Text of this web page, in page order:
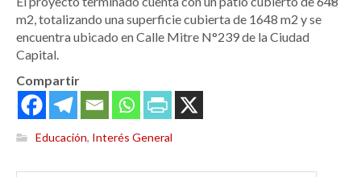
m2, totalizando una superficie cubierta de 1648 m2 y se
encuentra ubicado en Calle Mitre N°239 de la Ciudad
Capital.
Compartir
Educación, Interés General